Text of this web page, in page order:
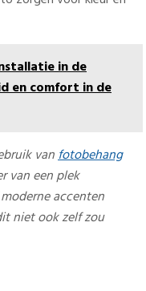
in de
en comfort in de
vanfotobehang
van een plek
accenten
niet ook zelf zou